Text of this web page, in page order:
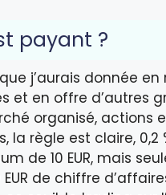
payant ?
j’aurais donnée en
et en offre d’autres
organisé, actions
la règle est claire, 0,2
de 10 EUR, mais
de chiffre